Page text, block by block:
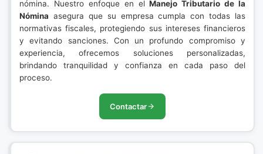
nómina. Nuestro enfoque en elManejo Tributario de la
Nómina asegura que su empresa cumpla con todas las
normativas fiscales, protegiendo sus intereses financieros
y evitando sanciones. Con un profundo compromiso y
experiencia, ofrecemos soluciones personalizadas,
brindando tranquilidad y confianza en cada paso del
proceso.
Contactar